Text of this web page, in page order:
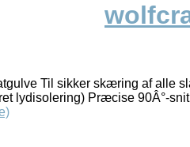
Til sikker skæring af alle
lydisolering) Præcise 90Â°-